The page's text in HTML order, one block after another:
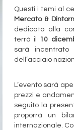
Questi i temi al
Mercato &
dedicato alla
terrà il
10
sarà incentrato
dell’acciaio
L’evento sarà
prezzi e
seguito la
proporrà un
internazionale.